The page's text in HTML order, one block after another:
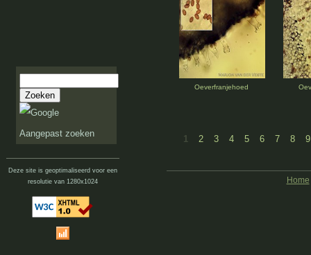
Aangepast zoeken
Deze site is geoptimaliseerd voor een
resolutie van 1280x1024
Oeverfranjehoed
1 2 3 4 5 6 7 8 9
Home